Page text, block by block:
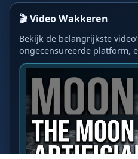
🎬 Video Wakkeren
Bekijk de belangrijkste
ongecensureerde platform,